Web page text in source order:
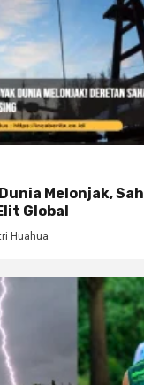
Melonjak,
Global
Huahua